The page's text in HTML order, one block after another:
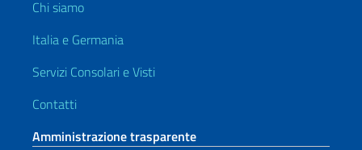
Chi siamo
Italia e Germania
Servizi Consolari e Visti
Contatti
Amministrazione trasparente